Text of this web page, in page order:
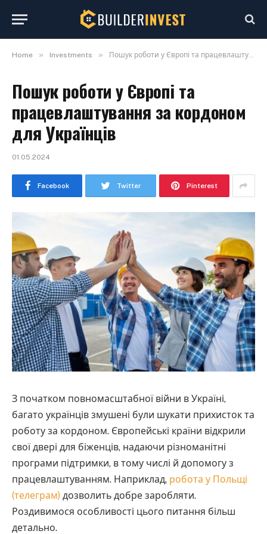
Home » Investments » Пошук роботи у Європі та працевлаштування за кордоном для Українців
Пошук роботи у Європі та
працевлаштування за кордоном
для Українців
01.05.2024
Facebook Twitter Pinterest
З початком повномасштабної війни в Україні,
багато українців змушені були шукати прихисток та
роботу за кордоном. Європейські країни відкрили
свої двері для біженців, надаючи різноманітні
програми підтримки, в тому числі й допомогу з
працевлаштуванням. Наприклад, робота у Польщі
(телеграм) дозволить добре заробляти.
Роздивимося особливості цього питання більш
детально.